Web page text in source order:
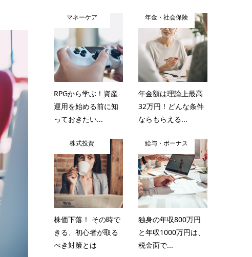
マネーケア
RPGから学ぶ！資産
運用を始める前に知
っておきたい...
年金・社会保険
年金額は理論上最高
32万円！どんな条件
ならもらえる...
株式投資
株価下落！ その時で
きる、初心者が取る
べき対策とは
給与・ボーナス
独身の年収800万円
と年収1000万円は、
税金面で...